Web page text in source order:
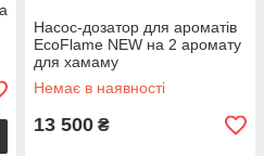
Насос-дозатор для ароматів
EcoFlame NEW на 2 аромату
для хамаму
Немає в наявності
13 500 ₴